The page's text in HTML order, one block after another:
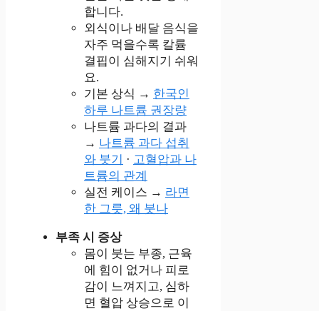
합니다.
외식이나 배달 음식을
자주 먹을수록 칼륨
결핍이 심해지기 쉬워
요.
기본 상식 → 한국인
하루 나트륨 권장량
나트륨 과다의 결과
→ 나트륨 과다 섭취
와 붓기 · 고혈압과 나
트륨의 관계
실전 케이스 → 라면
한 그릇, 왜 붓나
부족 시 증상
몸이 붓는 부종, 근육
에 힘이 없거나 피로
감이 느껴지고, 심하
면 혈압 상승으로 이